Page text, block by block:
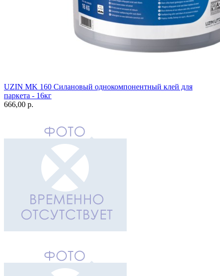
UZIN MK 160 Силановый однокомпонентный клей для
паркета - 16кг
666,00 p.